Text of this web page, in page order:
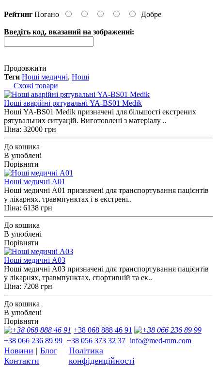
Рейтинг Погано Добре
Введіть код, вказаний на зображенні:
Продовжити
Теги Ноші медичні, Ноші
Схожі товари
Ноші аварійні рятувальні YA-BS01 Medik
Ноші YA-BS01 Medik призначені для більшості екстрених
рятувальних ситуацій. Виготовлені з матеріалу ..
Ціна: 32000 грн
До кошика
В улюблені
Порівняти
Ноші медичні A01
Ноші медичні A01 призначені для транспортування пацієнтів
у лікарнях, травмпунктах і в екстрені..
Ціна: 6138 грн
До кошика
В улюблені
Порівняти
Ноші медичні A03
Ноші медичні A03 призначені для транспортування пацієнтів
у лікарнях, травмпунктах, спортивній та ек..
Ціна: 7208 грн
До кошика
В улюблені
Порівняти
+38 068 888 46 91
+38 066 236 89 99 +38 056 373 32 37 info@med-mm.com
Новини | Блог
Контакти
Політика
конфіденційності